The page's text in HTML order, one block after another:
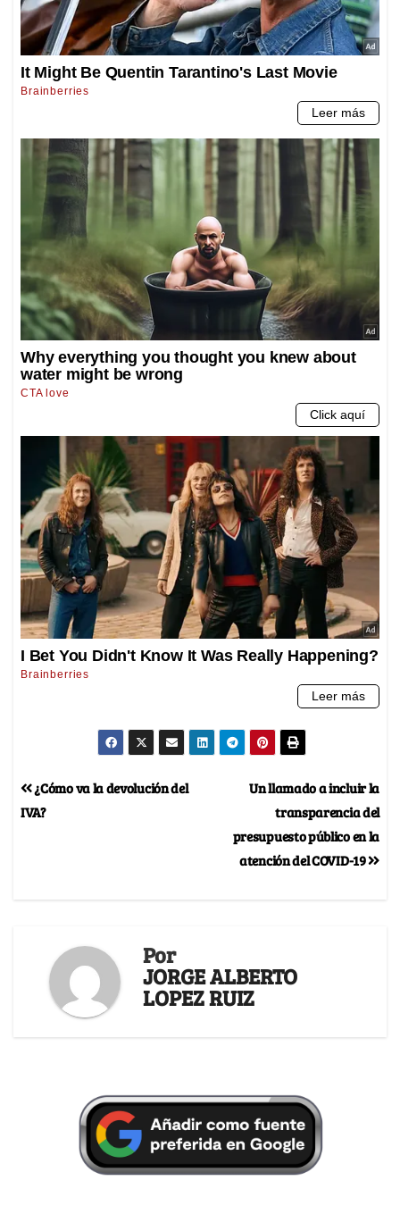
Un llamado a incluir la
transparencia del
presupuesto público en la
atención del COVID-19
¿Cómo va la devolución del
IVA?
Por
JORGE ALBERTO
LOPEZ RUIZ